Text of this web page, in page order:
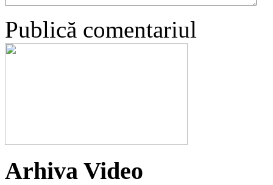
Publică comentariul
Arhiva Video